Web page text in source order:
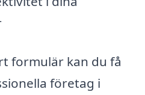
formulär kan du få
företag i